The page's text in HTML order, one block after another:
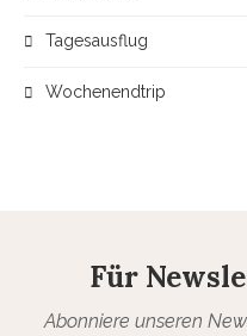
Tagesausflug
Wochenendtrip
Für
Abonniere unseren